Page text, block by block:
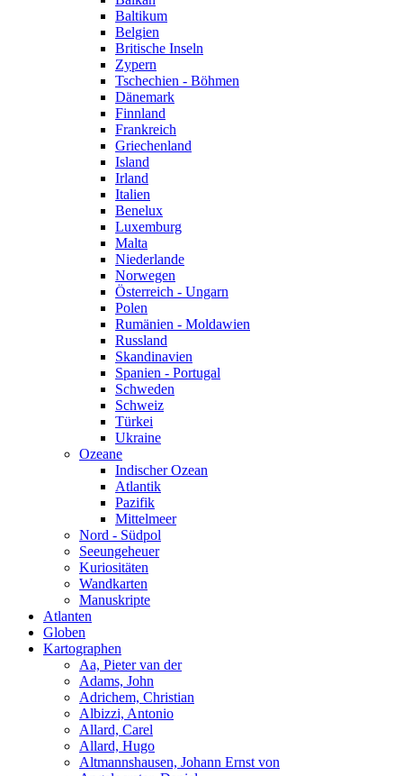
Baltikum
Belgien
Britische Inseln
Zypern
Tschechien - Böhmen
Dänemark
Finnland
Frankreich
Griechenland
Island
Irland
Italien
Benelux
Luxemburg
Malta
Niederlande
Norwegen
Österreich - Ungarn
Polen
Rumänien - Moldawien
Russland
Skandinavien
Spanien - Portugal
Schweden
Schweiz
Türkei
Ukraine
Ozeane
Indischer Ozean
Atlantik
Pazifik
Mittelmeer
Nord - Südpol
Seeungeheuer
Kuriositäten
Wandkarten
Manuskripte
Atlanten
Globen
Kartographen
Aa, Pieter van der
Adams, John
Adrichem, Christian
Albizzi, Antonio
Allard, Carel
Allard, Hugo
Altmannshausen, Johann Ernst von